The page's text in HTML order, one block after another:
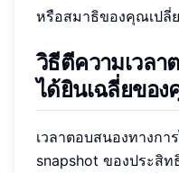
หรือสมาธิของคุณเปลี่
วิธีตีความเวลา
ได้ยินเฉลี่ยขอ
เวลาตอบสนองทางก
snapshot ของประสิ